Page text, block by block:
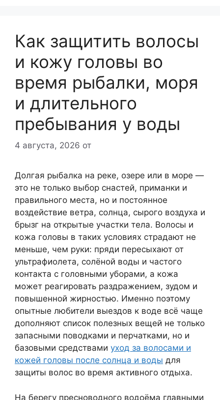
Как защитить волосы
и кожу головы во
время рыбалки, моря
и длительного
пребывания у воды
4 августа, 2026 от
Долгая рыбалка на реке, озере или в море —
это не только выбор снастей, приманки и
правильного места, но и постоянное
воздействие ветра, солнца, сырого воздуха и
брызг на открытые участки тела. Волосы и
кожа головы в таких условиях страдают не
меньше, чем руки: пряди пересыхают от
ультрафиолета, солёной воды и частого
контакта с головными уборами, а кожа
может реагировать раздражением, зудом и
повышенной жирностью. Именно поэтому
опытные любители выездов к воде всё чаще
дополняют список полезных вещей не только
запасными поводками и перчатками, но и
базовыми средствами уход за волосами и
кожей головы после солнца и воды для
защиты волос во время активного отдыха.
На берегу пресноводного водоёма главными